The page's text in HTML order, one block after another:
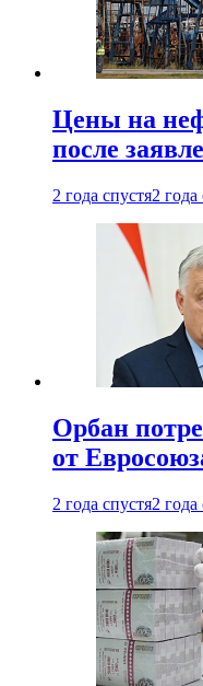
Цены на
после
2 года спустя2 года
Орбан
от
2 года спустя2 года